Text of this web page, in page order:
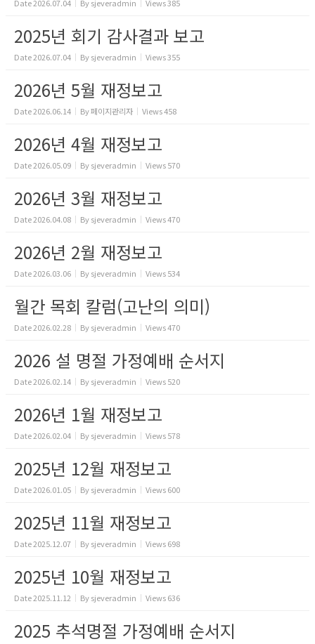
Date2026.07.04 Bysjeveradmin Views385
2025년 회기 감사결과 보고
Date2026.07.04 Bysjeveradmin Views355
2026년 5월 재정보고
Date2026.06.14 By페이지관리자 Views458
2026년 4월 재정보고
Date2026.05.09 Bysjeveradmin Views570
2026년 3월 재정보고
Date2026.04.08 Bysjeveradmin Views470
2026년 2월 재정보고
Date2026.03.06 Bysjeveradmin Views534
월간 목회 칼럼(고난의 의미)
Date2026.02.28 Bysjeveradmin Views470
2026 설 명절 가정예배 순서지
Date2026.02.14 Bysjeveradmin Views520
2026년 1월 재정보고
Date2026.02.04 Bysjeveradmin Views578
2025년 12월 재정보고
Date2026.01.05 Bysjeveradmin Views600
2025년 11월 재정보고
Date2025.12.07 Bysjeveradmin Views698
2025년 10월 재정보고
Date2025.11.12 Bysjeveradmin Views636
2025 추석명절 가정예배 순서지